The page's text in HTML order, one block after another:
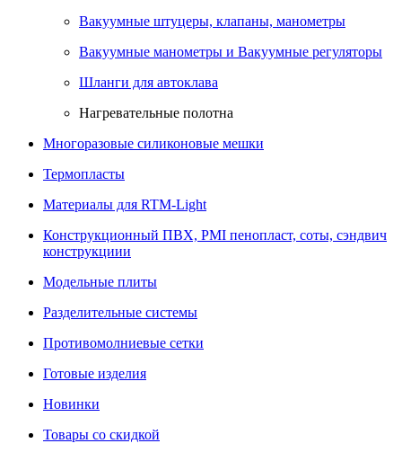
Вакуумные штуцеры, клапаны, манометры
Вакуумные манометры и Вакуумные регуляторы
Шланги для автоклава
Нагревательные полотна
Многоразовые силиконовые мешки
Термопласты
Материалы для RTM-Light
Конструкционный ПВХ, PMI пенопласт, соты, сэндвич
конструкциии
Модельные плиты
Разделительные системы
Противомолниевые сетки
Готовые изделия
Новинки
Товары со скидкой